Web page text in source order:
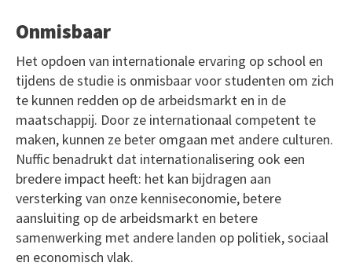
Onmisbaar
Het opdoen van internationale ervaring op school en
tijdens de studie is onmisbaar voor studenten om zich
te kunnen redden op de arbeidsmarkt en in de
maatschappij. Door ze internationaal competent te
maken, kunnen ze beter omgaan met andere culturen.
Nuffic benadrukt dat internationalisering ook een
bredere impact heeft: het kan bijdragen aan
versterking van onze kenniseconomie, betere
aansluiting op de arbeidsmarkt en betere
samenwerking met andere landen op politiek, sociaal
en economisch vlak.